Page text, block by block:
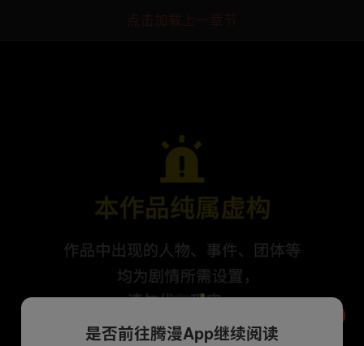
点击加载上一章节
是否前往腾漫App继续阅读